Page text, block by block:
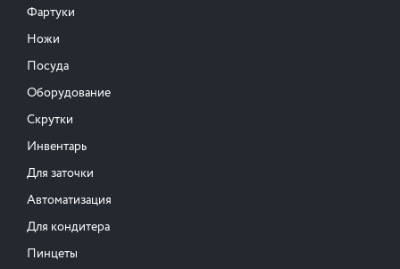
Фартуки
Ножи
Посуда
Оборудование
Скрутки
Инвентарь
Для заточки
Автоматизация
Для кондитера
Пинцеты